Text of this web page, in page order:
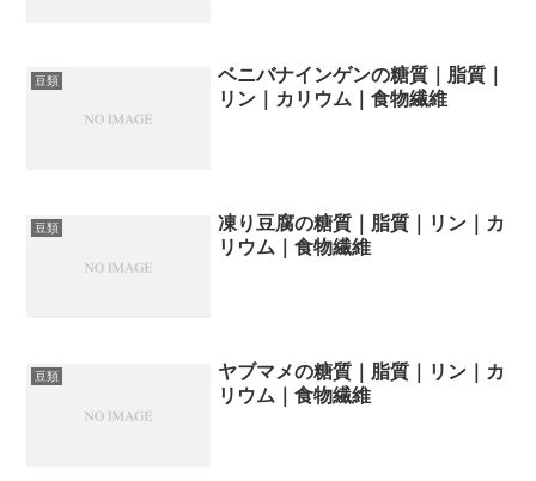
豆類
ベニバナインゲンの糖質｜脂質｜
リン｜カリウム｜食物繊維
豆類
凍り豆腐の糖質｜脂質｜リン｜カ
リウム｜食物繊維
豆類
ヤブマメの糖質｜脂質｜リン｜カ
リウム｜食物繊維